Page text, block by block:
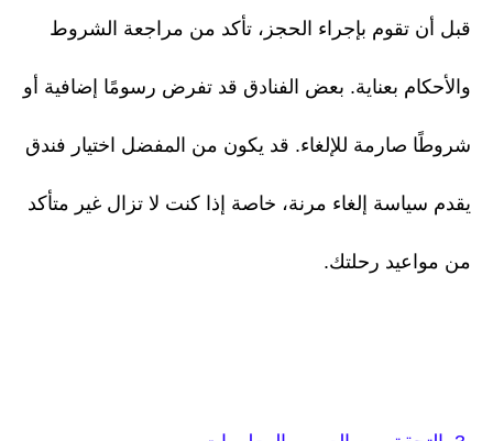
قبل أن تقوم بإجراء الحجز، تأكد من مراجعة الشروط
والأحكام بعناية. بعض الفنادق قد تفرض رسومًا إضافية أو
شروطًا صارمة للإلغاء. قد يكون من المفضل اختيار فندق
يقدم سياسة إلغاء مرنة، خاصة إذا كنت لا تزال غير متأكد
من مواعيد رحلتك.